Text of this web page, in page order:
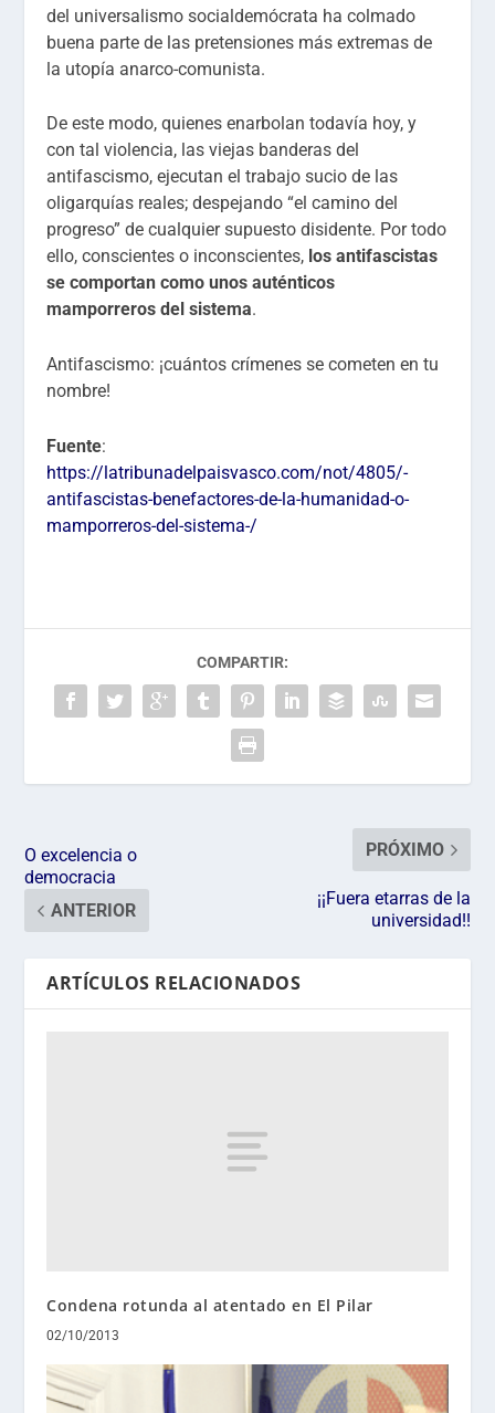
del universalismo socialdemócrata ha colmado
buena parte de las pretensiones más extremas de
la utopía anarco-comunista.
De este modo, quienes enarbolan todavía hoy, y
con tal violencia, las viejas banderas del
antifascismo, ejecutan el trabajo sucio de las
oligarquías reales; despejando “el camino del
progreso” de cualquier supuesto disidente. Por todo
ello, conscientes o inconscientes, los antifascistas
se comportan como unos auténticos
mamporreros del sistema.
Antifascismo: ¡cuántos crímenes se cometen en tu
nombre!
Fuente:
https://latribunadelpaisvasco.com/not/4805/-
antifascistas-benefactores-de-la-humanidad-o-
mamporreros-del-sistema-/
COMPARTIR:
O excelencia o
democracia
ANTERIOR
PRÓXIMO
¡¡Fuera etarras de la
universidad!!
ARTÍCULOS RELACIONADOS
Condena rotunda al atentado en El Pilar
02/10/2013